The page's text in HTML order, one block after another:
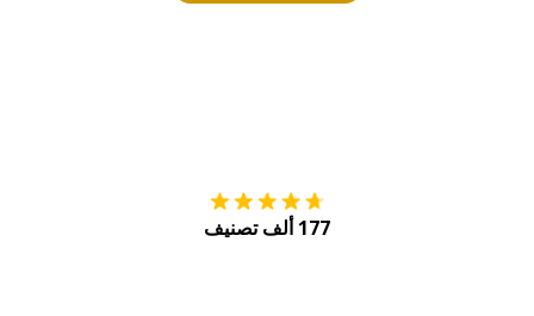
177 ألف تصنيف